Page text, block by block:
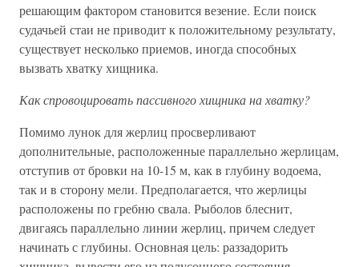
решающим фактором становится везение. Если поиск
судачьей стаи не приводит к положительному результату,
существует несколько приемов, иногда способных
вызвать хватку хищника.
Как спровоцировать пассивного хищника на хватку?
Помимо лунок для жерлиц просверливают
дополнительные, расположенные параллельно жерлицам,
отступив от бровки на 10-15 м, как в глубину водоема,
так и в сторону мели. Предполагается, что жерлицы
расположены по гребню свала. Рыболов блеснит,
двигаясь параллельно линии жерлиц, причем следует
начинать с глубины. Основная цель: раззадорить